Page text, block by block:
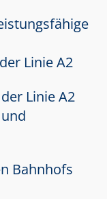
Linie A2
Linie A2
Bahnhofs